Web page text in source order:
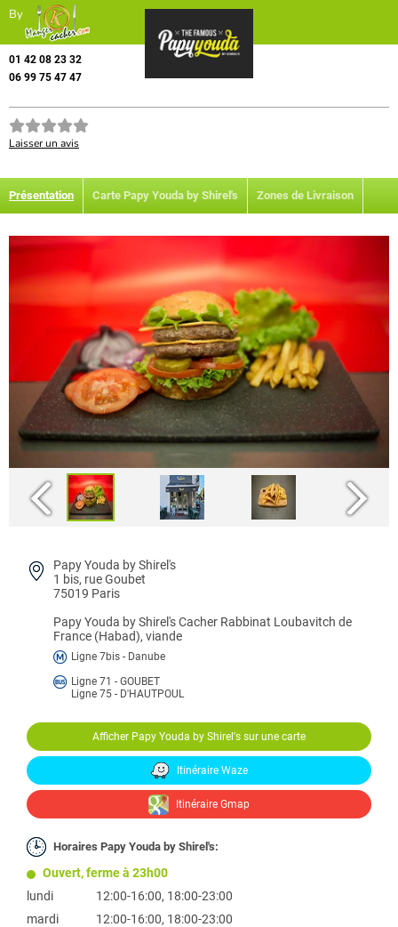
By
01 42 08 23 32
06 99 75 47 47
Laisser un avis
Présentation Carte Papy Youda by Shirel's Zones de Livraison
Papy Youda by Shirel's
1 bis, rue Goubet
75019 Paris
Papy Youda by Shirel'sCacher Rabbinat Loubavitch de
France (Habad), viande
Ligne 7bis - Danube
Ligne 71 - GOUBET
Ligne 75 - D'HAUTPOUL
Afficher Papy Youda by Shirel's sur une carte
Itinéraire Waze
Itinéraire Gmap
Horaires Papy Youda by Shirel's:
Ouvert, ferme à 23h00
lundi
12:00-16:00, 18:00-23:00
mardi
12:00-16:00, 18:00-23:00